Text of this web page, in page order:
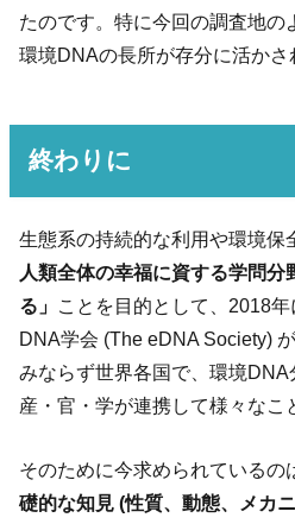
たのです。特に今回の調査地の
環境DNAの長所が存分に活かさ
終わりに
生態系の持続的な利用や環境保
人類全体の幸福に資する学問
る」 ことを目的として、2018
DNA学会 (The eDNA Society)
みならず世界各国で、環境
産・官・学が連携して様々なこ
そのために今求められているの
礎的な知見 (性質、動態、メカ